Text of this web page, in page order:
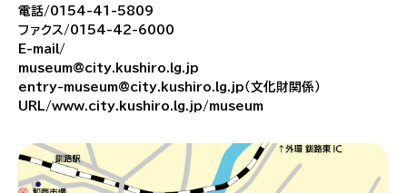
電話/0154-41-5809
ファクス/0154-42-6000
E-mail/
museum@city.kushiro.lg.jp
entry-museum@city.kushiro.lg.jp（文化財関係）
URL/www.city.kushiro.lg.jp/museum